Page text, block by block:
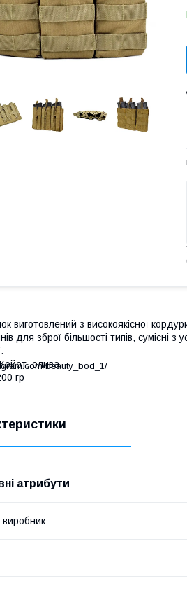
виготовлений з високоякісної
для зброї більшості типів, сумісні
олива
гр
атрибути
виробник
beauty_bod_1/